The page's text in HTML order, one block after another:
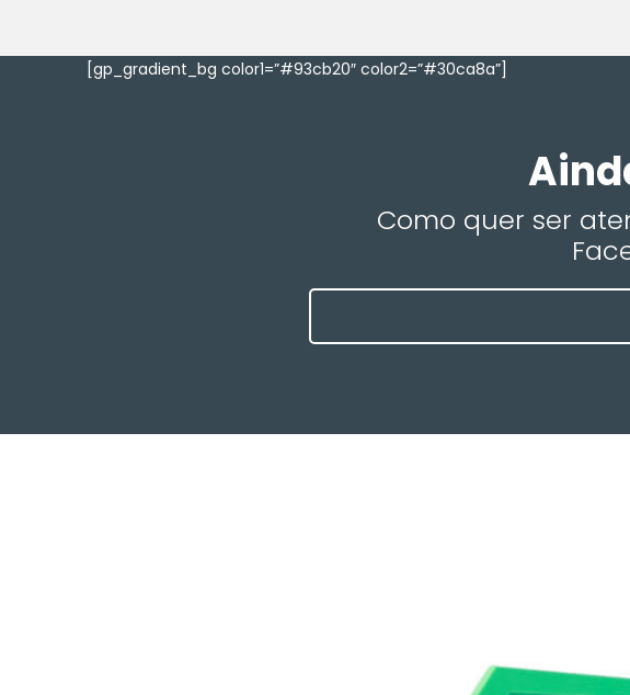
[gp_gradient_bg color1=”#93cb20″ color2=”#30ca8a”]
Como quer ser